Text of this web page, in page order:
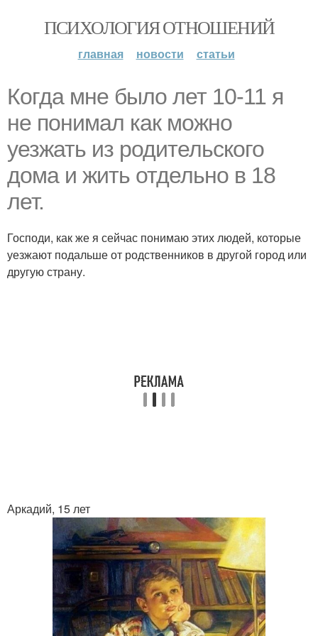
ПСИХОЛОГИЯ ОТНОШЕНИЙ
главная новости статьи
Когда мне было лет 10-11 я
не понимал как можно
уезжать из родительского
дома и жить отдельно в 18
лет.
Господи, как же я сейчас понимаю этих людей, которые
уезжают подальше от родственников в другой город или
другую страну.
Аркадий, 15 лет